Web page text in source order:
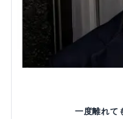
一度離れて